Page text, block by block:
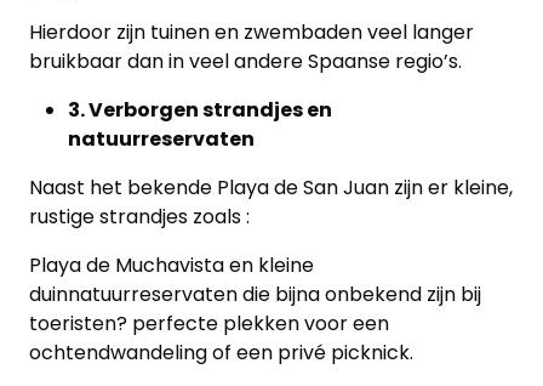
Hierdoor zijn tuinen en zwembaden veel langer
bruikbaar dan in veel andere Spaanse regio’s.
3. Verborgen strandjes en
natuurreservaten
Naast het bekende Playa de San Juan zijn er kleine,
rustige strandjes zoals :
Playa de Muchavista en kleine
duinnatuurreservaten die bijna onbekend zijn bij
toeristen? perfecte plekken voor een
ochtendwandeling of een privé picknick.